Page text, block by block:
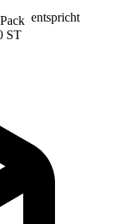
entspricht
ST